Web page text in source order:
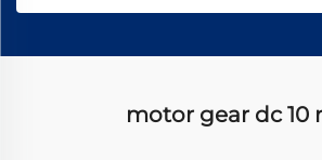
motor gear dc 10